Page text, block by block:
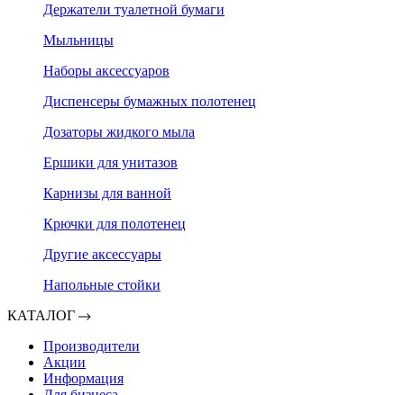
Держатели туалетной бумаги
Мыльницы
Наборы аксессуаров
Диспенсеры бумажных полотенец
Дозаторы жидкого мыла
Ершики для унитазов
Карнизы для ванной
Крючки для полотенец
Другие аксессуары
Напольные стойки
КАТАЛОГ
Производители
Акции
Информация